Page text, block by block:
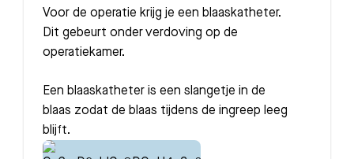
Voor de operatie krijg je een blaaskatheter.
Dit gebeurt onder verdoving op de
operatiekamer.
Een blaaskatheter is een slangetje in de
blaas zodat de blaas tijdens de ingreep leeg
blijft.